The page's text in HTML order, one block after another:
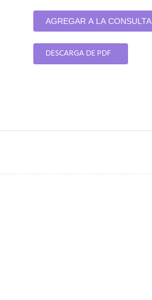
AGREGAR A LA CONSULTA
DESCARGA DE PDF